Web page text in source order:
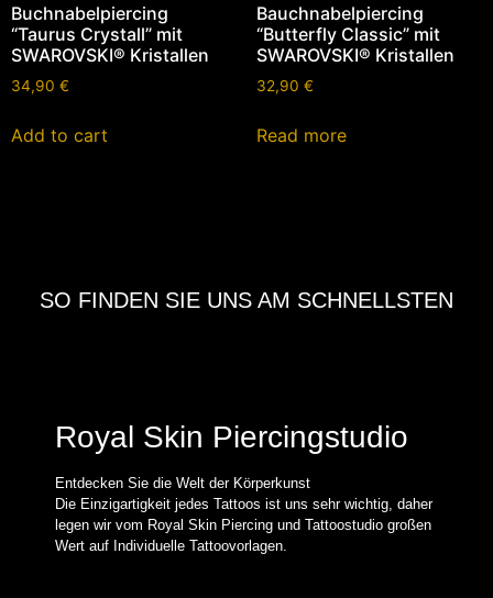
Buchnabelpiercing
“Taurus Crystall” mit
SWAROVSKI® Kristallen
34,90 €
Add to cart
Bauchnabelpiercing
“Butterfly Classic” mit
SWAROVSKI® Kristallen
32,90 €
Read more
SO FINDEN SIE UNS AM SCHNELLSTEN
Royal Skin Piercingstudio
Entdecken Sie die Welt der Körperkunst
Die Einzigartigkeit jedes Tattoos ist uns sehr wichtig, daher
legen wir vom Royal Skin Piercing und Tattoostudio großen
Wert auf Individuelle Tattoovorlagen.